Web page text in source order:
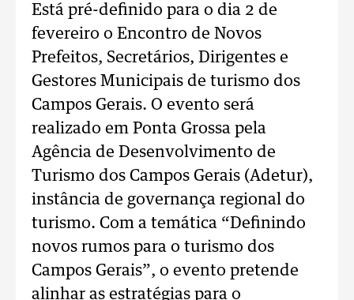
Está pré-definido para o dia 2 de
fevereiro o Encontro de Novos
Prefeitos, Secretários, Dirigentes e
Gestores Municipais de turismo dos
Campos Gerais. O evento será
realizado em Ponta Grossa pela
Agência de Desenvolvimento de
Turismo dos Campos Gerais (Adetur),
instância de governança regional do
turismo. Com a temática “Definindo
novos rumos para o turismo dos
Campos Gerais”, o evento pretende
alinhar as estratégias para o